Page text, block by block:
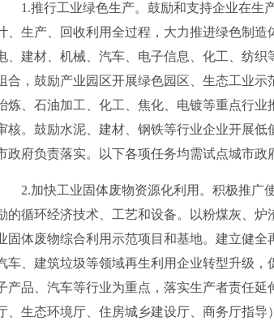
1.推行工业绿色生产。鼓励和支持企业在生
、生产、回收利用全过程，大力推进绿色制
、建材、机械、汽车、电子信息、化工、纺
合，鼓励产业园区开展绿色园区、生态工业
炼、石油加工、化工、焦化、电镀等重点行
核。鼓励水泥、建材、钢铁等行业企业开展
政府负责落实。以下各项任务均需试点城市政
2.加快工业固体废物资源化利用。积极推广
的循环经济技术、工艺和设备。以粉煤灰、
固体废物综合利用示范项目和基地。建立健
车、建筑垃圾等领域再生利用企业转型升级
产品、汽车等行业为重点，落实生产者责任
、生态环境厅、住房城乡建设厅、商务厅指